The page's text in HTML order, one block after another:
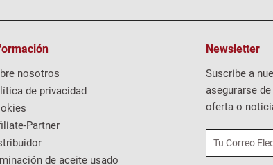
nosotros
de privacidad
Partner
de aceite usado
Newsletter
Suscribe a
asegurarse
oferta o